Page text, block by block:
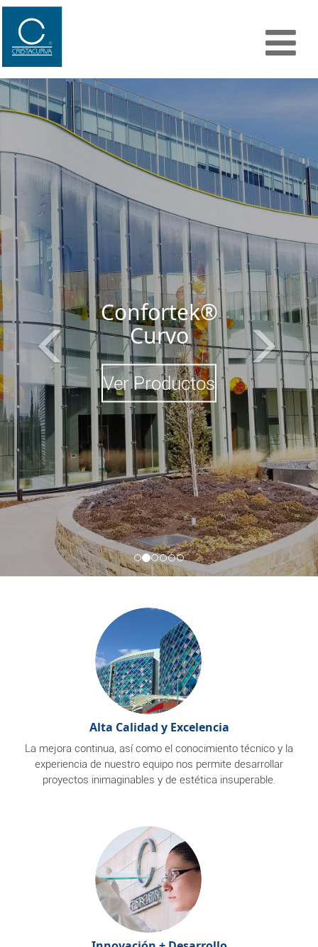
Confortek®
Curvo
Ver Productos
Previous
Alta Calidad y Excelencia
La mejora continua, así como el conocimiento técnico y la
experiencia de nuestro equipo nos permite desarrollar
proyectos inimaginables y de estética insuperable.